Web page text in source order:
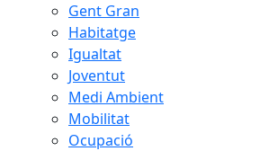
Gent Gran
Habitatge
Igualtat
Joventut
Medi Ambient
Mobilitat
Ocupació